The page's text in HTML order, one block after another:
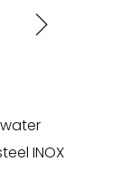
INOX